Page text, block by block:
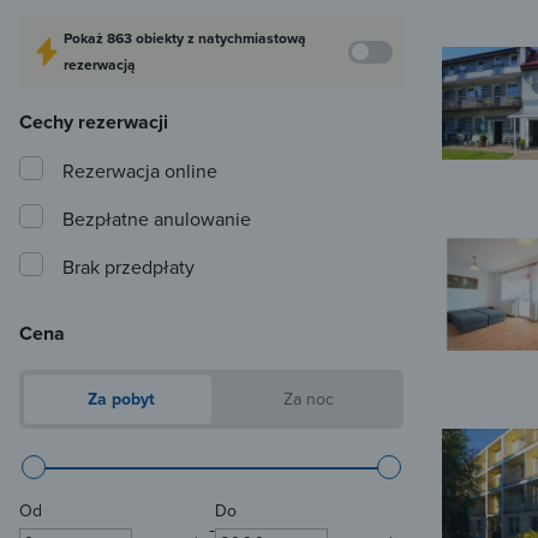
Pokaż863 obiektyz natychmiastową
rezerwacją
Cechy rezerwacji
Rezerwacja online
Bezpłatne anulowanie
Brak przedpłaty
Cena
Za pobyt Za noc
Od
-
Do